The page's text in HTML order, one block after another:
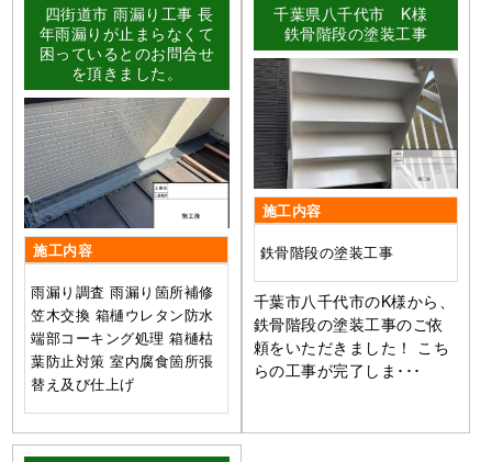
四街道市 雨漏り工事 長
年雨漏りが止まらなくて
困っているとのお問合せ
を頂きました。
施工内容
雨漏り調査 雨漏り箇所補修
笠木交換 箱樋ウレタン防水
端部コーキング処理 箱樋枯
葉防止対策 室内腐食箇所張
替え及び仕上げ
千葉県八千代市 K様
鉄骨階段の塗装工事
施工内容
鉄骨階段の塗装工事
千葉市八千代市のK様から、
鉄骨階段の塗装工事のご依
頼をいただきました！ こち
らの工事が完了しま･･･